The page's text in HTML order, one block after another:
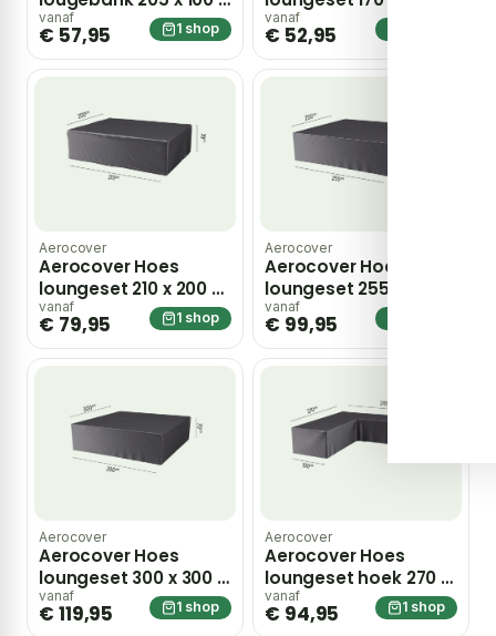
70 cm – grijs
vanaf
€ 57,95 1 shop
70 cm – grijs
vanaf
€ 52,95
Aerocover
Aerocover Hoes
loungeset 210 x 200 x
70 cm – grijs
vanaf
€ 79,95 1 shop
Aerocover
Aerocover Hoes
loungeset 255 x 255 x
70 cm – grijs
vanaf
€ 99,95
Aerocover
Aerocover Hoes
loungeset 300 x 300 x
70 cm – grijs
vanaf
€ 119,95 1 shop
Aerocover
Aerocover Hoes
loungeset hoek 270 x
270 x 100 x 70 cm –
grijs
vanaf
€ 94,95 1 shop